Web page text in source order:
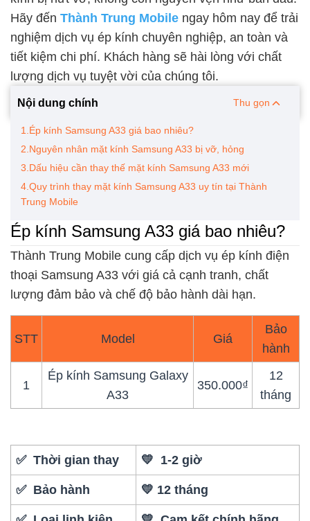
Hãy đến Thành Trung Mobile ngay hôm nay để trải
nghiệm dịch vụ ép kính chuyên nghiệp, an toàn và
tiết kiệm chi phí. Khách hàng sẽ hài lòng với chất
lượng dịch vụ tuyệt vời của chúng tôi.
Nội dung chính Thu gọn
1.Ép kính Samsung A33 giá bao nhiêu?
2.Nguyên nhân mặt kính Samsung A33 bị vỡ, hỏng
3.Dấu hiệu cần thay thế mặt kính Samsung A33 mới
4.Quy trình thay mặt kính Samsung A33 uy tín tại Thành
Trung Mobile
Ép kính Samsung A33 giá bao nhiêu?
Thành Trung Mobile cung cấp dịch vụ ép kính điện
thoại Samsung A33 với giá cả cạnh tranh, chất
lượng đảm bảo và chế độ bảo hành dài hạn.
STT Model Giá
Bảo
hành
1
Ép kính Samsung Galaxy
A33
350.000₫
12
tháng
✅ Thời gian thay 💛 1-2 giờ
✅ Bảo hành 💛 12 tháng